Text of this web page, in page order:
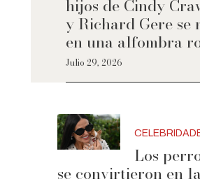
hijos de Cindy
y Richard Gere se
en una alfombra
Julio 29, 2026
Los
se convirtieron en